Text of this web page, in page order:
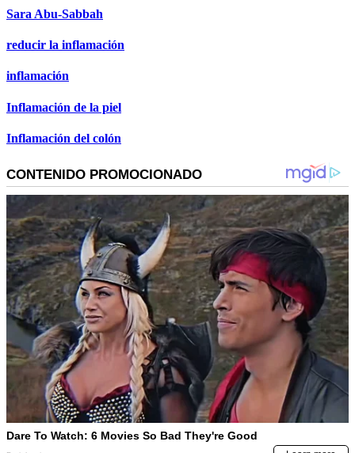
Sara Abu-Sabbah
reducir la inflamación
inflamación
Inflamación de la piel
Inflamación del colón